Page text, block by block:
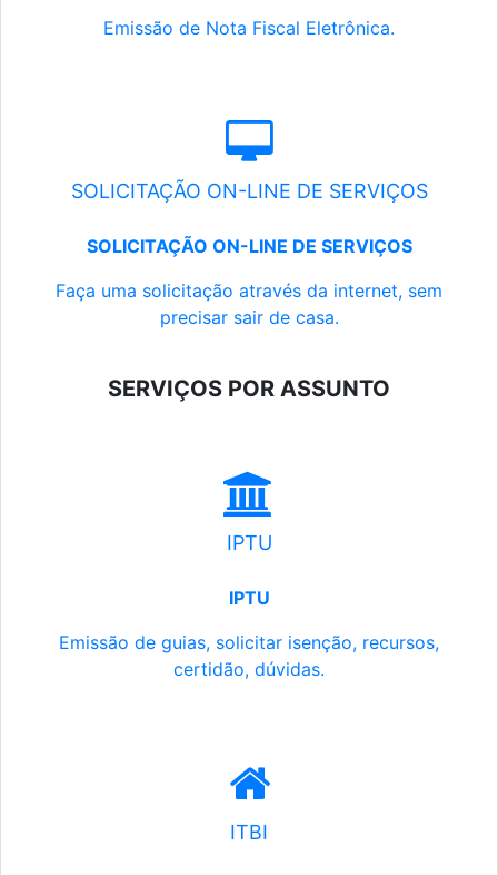
Emissão de Nota Fiscal Eletrônica.
SOLICITAÇÃO ON-LINE DE SERVIÇOS
SOLICITAÇÃO ON-LINE DE SERVIÇOS
Faça uma solicitação através da internet, sem
precisar sair de casa.
SERVIÇOS POR ASSUNTO
IPTU
IPTU
Emissão de guias, solicitar isenção, recursos,
certidão, dúvidas.
ITBI